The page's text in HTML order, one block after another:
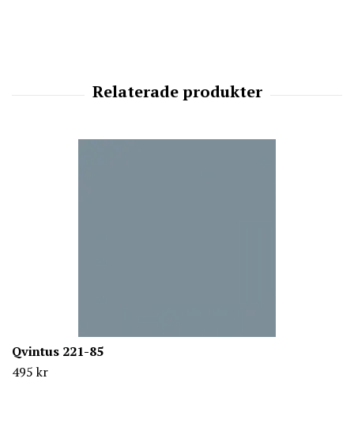
Qvintus 221-85
495 kr